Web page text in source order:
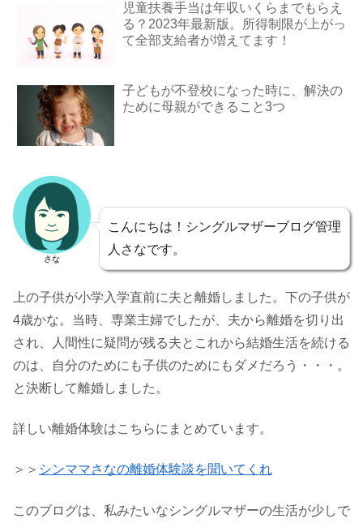
児童扶養手当は年収いくらまでもらえ
る？2023年最新版。所得制限が上がっ
て全部支給者が増えてます！
子どもが不登校になった時に、解決の
ために母親ができること3つ
さな
こんにちは！シングルマザーブログ管理
人さなです。
上の子供が小学入学直前に夫と離婚しました。下の子供が
4歳かな。当時、専業主婦でしたが、夫から離婚を切り出
され、人間性に疑問が残る夫とこれから結婚生活を続ける
のは、自分のためにも子供のためにもダメだろう・・・。
と決断して離婚しました。
詳しい離婚体験はこちらにまとめています。
＞＞ シンママさなの離婚体験談を聞いてくれ
このブログは、私みたいなシングルマザーの生活が少しで